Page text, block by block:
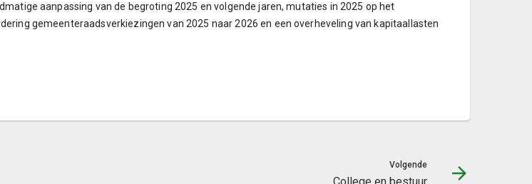
aanpassing van de begroting 2025 en volgende jaren, mutaties in 2025 op het
gemeenteraadsverkiezingen van 2025 naar 2026 en een overheveling van kapitaallasten
Volgende